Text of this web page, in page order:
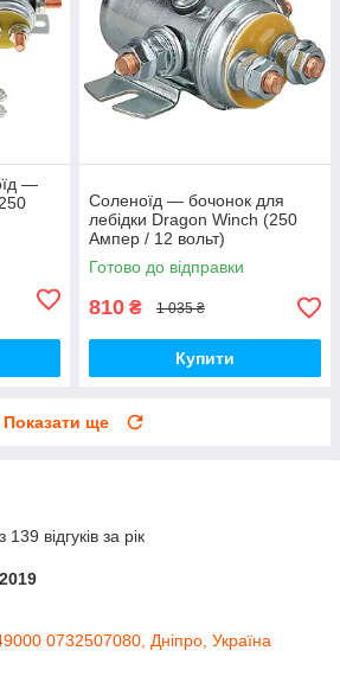
—
Соленоїд — бочонок для
лебідки Dragon Winch (250
Ампер / 12 вольт)
Готово до відправки
810 ₴ 1 035 ₴
Купити
Показати ще
відгуків за рік
0732507080, Дніпро, Україна